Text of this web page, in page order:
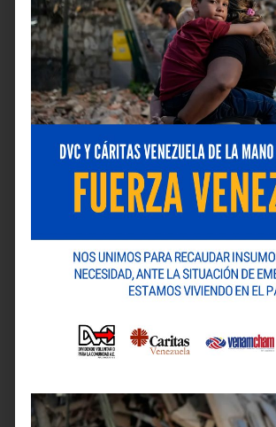
Esta alianza entre Fundación
Universidad de Carabobo no solo
fortalecer la salud de la comunidad
que también quiere promover el
elaborar una oferta académica para la
profesionalización de los paramédicos
Deja una respuesta
Tu dirección de correo electrónico no
Los campos obligatorios están
Comentario*